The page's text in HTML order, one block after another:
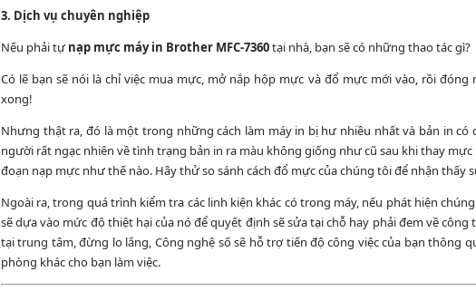
3. Dịch vụ chuyên nghiệp
Nếu phải tự nạp mực máy in Brother MFC-7360tại nhà, bạn sẽ có những thao tác gì?
Có lẽ bạn sẽ nói là chỉ việc mua mực, mở nắp hộp mực và đổ mực mới vào, rồi đóng
xong!
Nhưng thật ra, đó là một trong những cách làm máy in bị hư nhiều nhất và bản in có
người rất ngạc nhiên về tình trạng bản in ra màu không giống như cũ sau khi thay
đoạn nạp mực như thế nào. Hãy thử so sánh cách đổ mực của chúng tôi để nhận thấy
Ngoài ra, trong quá trình kiểm tra các linh kiện khác có trong máy, nếu phát hiện
sẽ dựa vào mức độ thiệt hại của nó để quyết định sẽ sửa tại chỗ hay phải đem về
tại trung tâm, đừng lo lắng, Công nghệ số sẽ hỗ trợ tiến độ công việc của bạn thông
phòng khác cho bạn làm việc.